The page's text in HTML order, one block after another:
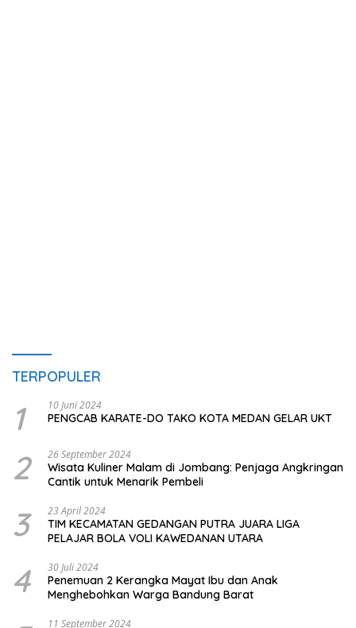
TERPOPULER
1 10 Juni 2024
PENGCAB KARATE-DO TAKO KOTA MEDAN GELAR UKT
2 26 September 2024
Wisata Kuliner Malam di Jombang: Penjaga Angkringan
Cantik untuk Menarik Pembeli
3 23 April 2024
TIM KECAMATAN GEDANGAN PUTRA JUARA LIGA
PELAJAR BOLA VOLI KAWEDANAN UTARA
4 30 Juli 2024
Penemuan 2 Kerangka Mayat Ibu dan Anak
Menghebohkan Warga Bandung Barat
11 September 2024